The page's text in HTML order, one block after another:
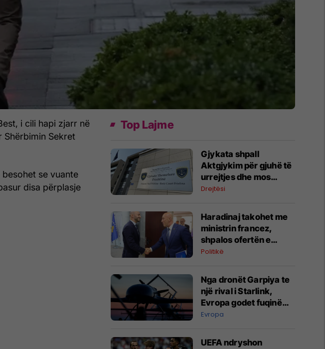
i cili hapi zjarr në
Shërbimin Sekret
se vuante
disa përplasje
Top Lajme
Gjykata shpall
Aktgjykim për gjuhë të
urrejtjes dhe mos
durim të grupeve
Drejtësi
Haradinaj takohet me
ministrin francez,
shpalos ofertën e
Aleancës për krijimin e
Politikë
Nga dronët Garpiya te
një rival i Starlink,
Evropa godet fuqinë
ushtarake të Rusisë
Evropa
UEFA ndryshon